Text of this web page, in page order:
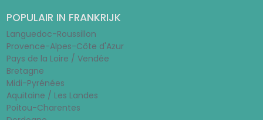
POPULAIR IN FRANKRIJK
Languedoc-Roussillon
Provence-Alpes-Côte d'Azur
Pays de la Loire / Vendée
Bretagne
Midi-Pyrénées
Aquitaine / Les Landes
Poitou-Charentes